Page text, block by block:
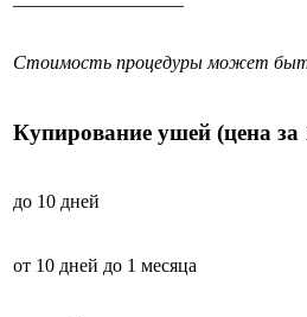
Стоимость процедуры может
Купирование ушей (цена за
до 10 дней
от 10 дней до 1 месяца